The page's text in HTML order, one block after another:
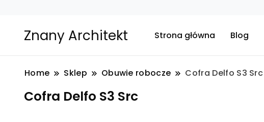
Znany Architekt Strona główna Blog
Home Sklep Obuwie robocze Cofra Delfo S3 Src
Cofra Delfo S3 Src